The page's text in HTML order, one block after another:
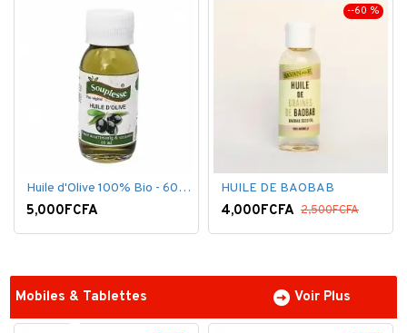
Huile d'Olive 100% Bio - 60 ml
5,000FCFA
--60 %
HUILE DE BAOBAB
4,000FCFA 2,500FCFA
Mobiles & Tablettes Voir Plus